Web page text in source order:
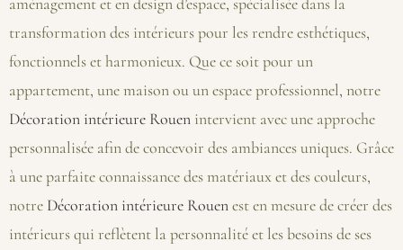
transformation des intérieurs pour les rendre esthétiques,
fonctionnels et harmonieux. Que ce soit pour un
appartement, une maison ou un espace professionnel, notre
Décoration intérieure Rouen intervient avec une approche
personnalisée afin de concevoir des ambiances uniques. Grâce
à une parfaite connaissance des matériaux et des couleurs,
notre Décoration intérieure Rouenest en mesure de créer des
intérieurs qui reflètent la personnalité et les besoins de ses